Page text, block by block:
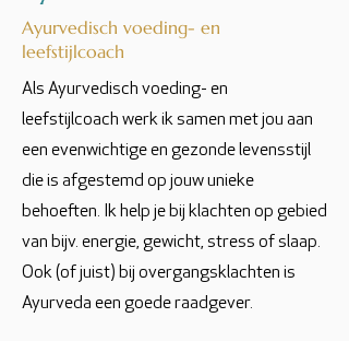
Ayurvedisch voeding- en
leefstijlcoach
Als Ayurvedisch voeding- en
leefstijlcoach werk ik samen met jou aan
een evenwichtige en gezonde levensstijl
die is afgestemd op jouw unieke
behoeften. Ik help je bij klachten op gebied
van bijv. energie, gewicht, stress of slaap.
Ook (of juist) bij overgangsklachten is
Ayurveda een goede raadgever.